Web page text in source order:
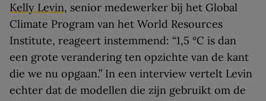
Kelly Levin, senior medewerker bij het Global
Climate Program van het World Resources
Institute, reageert instemmend: “1,5 °C is dan
een grote verandering ten opzichte van de kant
die we nu opgaan.” In een interview vertelt Levin
echter dat de modellen die zijn gebruikt om de